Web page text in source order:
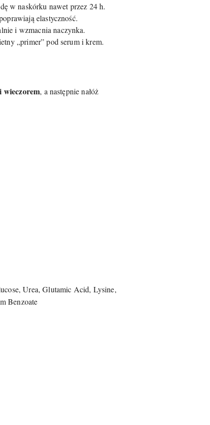
w naskórku nawet przez 24 h.
elastyczność.
i wzmacnia naczynka.
„primer” pod serum i krem.
wieczorem, a następnie nałóż
Urea, Glutamic Acid, Lysine,
Benzoate